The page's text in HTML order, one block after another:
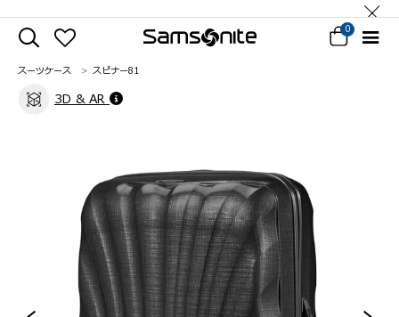
0
スーツケース スピナー81
3D & AR